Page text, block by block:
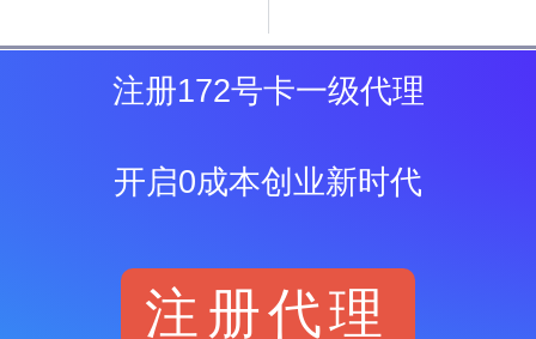
注册172号卡一级代理
开启0成本创业新时代
注册代理